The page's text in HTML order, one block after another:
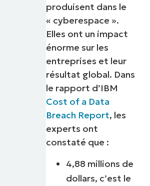
produisent dans le
« cyberespace ».
Elles ont un impact
énorme sur les
entreprises et leur
résultat global. Dans
le rapport d’IBM
Cost of a Data
Breach Report, les
experts ont
constaté que :
4,88 millions de
dollars, c’est le